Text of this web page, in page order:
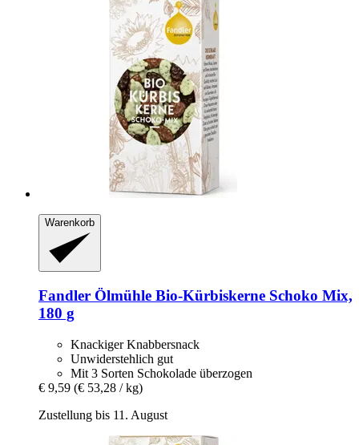
Warenkorb
Fandler Ölmühle Bio-​Kürbiskerne Schoko Mix,
180 g
Knackiger Knabbersnack
Unwiderstehlich gut
Mit 3 Sorten Schokolade überzogen
€ 9,59 (€ 53,28 / kg)
Zustellung bis 11. August